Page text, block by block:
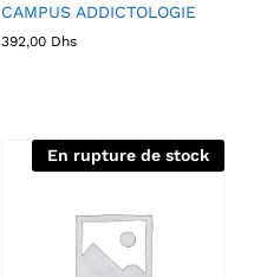
CAMPUS ADDICTOLOGIE
392,00 Dhs
En rupture de stock